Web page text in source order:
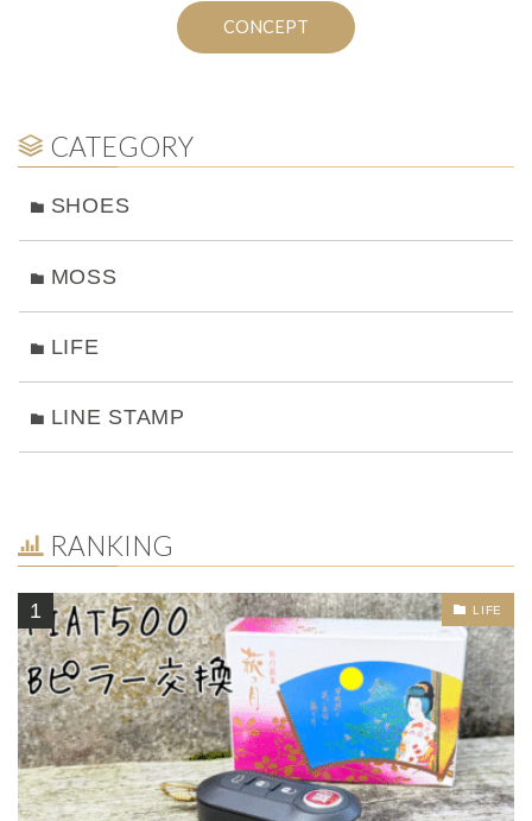
CONCEPT
CATEGORY
SHOES
MOSS
LIFE
LINE STAMP
RANKING
LIFE